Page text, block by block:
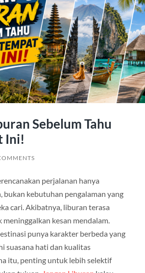
Sebelum Tahu
Ini!
perjalanan hanya
bukan kebutuhan pengalaman yang
cari. Akibatnya, liburan terasa
kesan mendalam.
punya karakter berbeda yang
suasana hati dan kualitas
itu, penting untuk lebih selektif